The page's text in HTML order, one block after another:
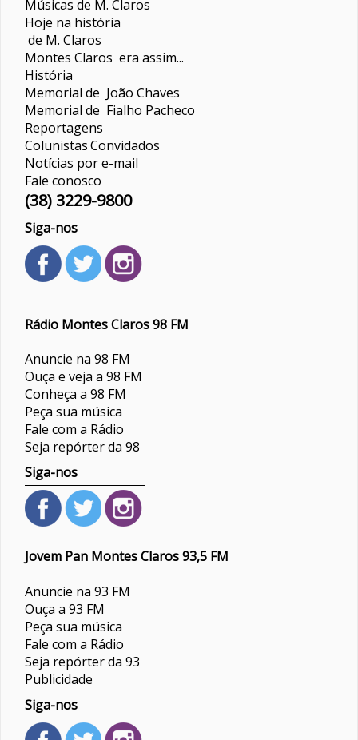
Músicas de M. Claros
Hoje na história
de M. Claros
Montes Claros era assim...
História
Memorial de João Chaves
Memorial de Fialho Pacheco
Reportagens
ColunistasConvidados
Notícias por e-mail
Fale conosco
(38) 3229-9800
Siga-nos
Rádio Montes Claros 98 FM
Anuncie na 98 FM
Ouça e veja a 98 FM
Conheça a 98 FM
Peça sua música
Fale com a Rádio
Seja repórter da 98
Siga-nos
Jovem Pan Montes Claros 93,5 FM
Anuncie na 93 FM
Ouça a 93 FM
Peça sua música
Fale com a Rádio
Seja repórter da 93
Publicidade
Siga-nos